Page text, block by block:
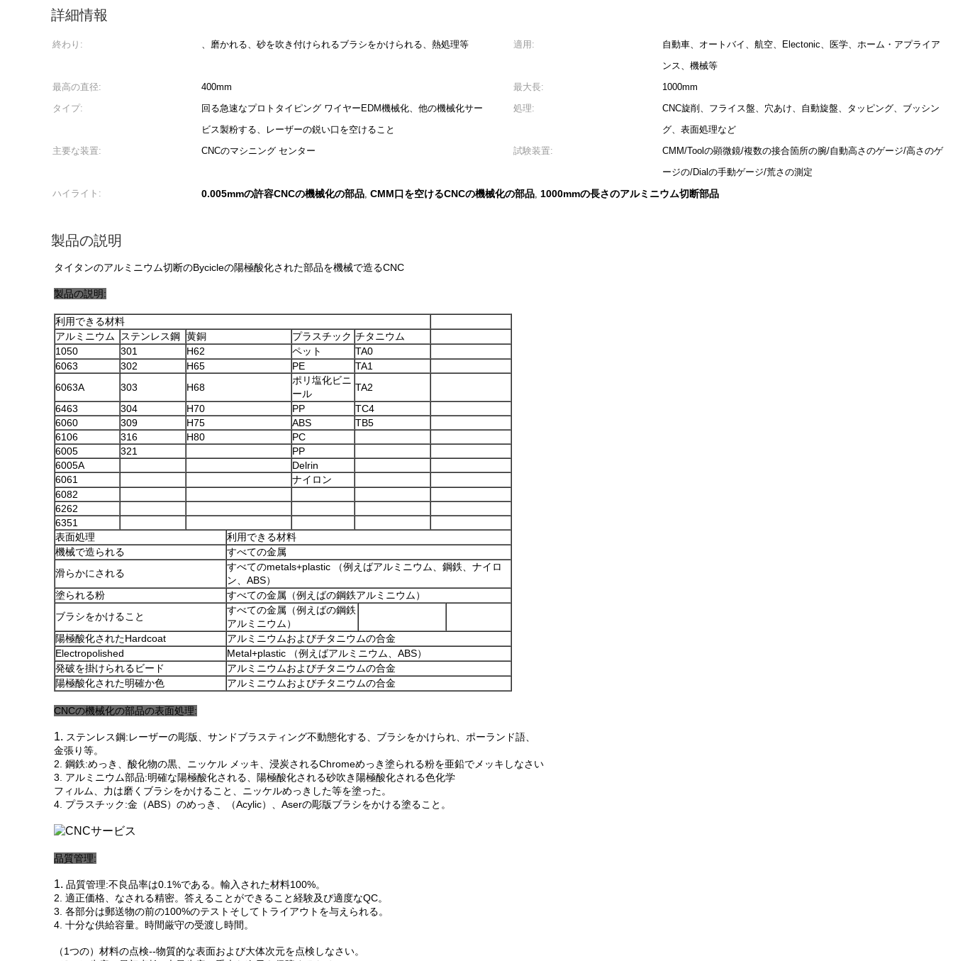
詳細情報
終わり: 、磨かれる、砂を吹き付けられるブラシをかけられる、熱処理等 適用:
自動車、オートバイ、航空、Electonic、医学、ホーム・アプライア
ンス、機械等
最高の直径:
400mm 最大長:
1000mm
タイプ:
回る急速なプロトタイピング ワイヤーEDM機械化、他の機械化サー
ビス製粉する、レーザーの鋭い口を空けること
処理:
CNC旋削、フライス盤、穴あけ、自動旋盤、タッピング、ブッシン
グ、表面処理など
主要な装置:
CNCのマシニング センター 試験装置:
CMM/Toolの顕微鏡/複数の接合箇所の腕/自動高さのゲージ/高さのゲ
ージの/Dialの手動ゲージ/荒さの測定
ハイライト:
0.005mmの許容CNCの機械化の部品, CMM口を空けるCNCの機械化の部品, 1000mmの長さのアルミニウム切断部品
製品の説明
タイタンのアルミニウム切断のBycicleの陽極酸化された部品を機械で造るCNC
製品の説明:
利用できる材料
アルミニウム
ステンレス鋼 黄銅 プラスチック チタニウム
1050
301 H62 ペット
TA0
6063
302 H65 PE
TA1
6063A
303 H68
ポリ塩化ビニ
ール
TA2
6463
304 H70 PP
TC4
6060
309 H75 ABS
TB5
6106
316 H80
PC
6005
321
PP
6005A
Delrin
6061
ナイロン
6082
6262
6351
表面処理
利用できる材料
機械で造られる
すべての金属
滑らかにされる
すべてのmetals+plastic （例えばアルミニウム、鋼鉄、ナイロ
ン、ABS）
塗られる粉
すべての金属（例えばの鋼鉄アルミニウム）
ブラシをかけること
すべての金属（例えばの鋼鉄
アルミニウム）
陽極酸化されたHardcoat
アルミニウムおよびチタニウムの合金
Electropolished
Metal+plastic （例えばアルミニウム、ABS）
発破を掛けられるビード
アルミニウムおよびチタニウムの合金
陽極酸化された明確か色
アルミニウムおよびチタニウムの合金
CNCの機械化の部品の表面処理:
1. ステンレス鋼:レーザーの彫版、サンドブラスティング不動態化する、ブラシをかけられ、ポーランド語、
金張り等。
2. 鋼鉄:めっき、酸化物の黒、ニッケル メッキ、浸炭されるChromeめっき塗られる粉を亜鉛でメッキしなさい
3. アルミニウム部品:明確な陽極酸化される、陽極酸化される砂吹き陽極酸化される色化学
フィルム、力は磨くブラシをかけること、ニッケルめっきした等を塗った。
4. プラスチック:金（ABS）のめっき、（Acylic）、Aserの彫版ブラシをかける塗ること。
品質管理:
1. 品質管理:不良品率は0.1%である。輸入された材料100%。
2. 適正価格、なされる精密。答えることができること経験及び適度なQC。
3. 各部分は郵送物の前の100%のテストそしてトライアウトを与えられる。
4. 十分な供給容量。時間厳守の受渡し時間。
（1つの）材料の点検--物質的な表面および大体次元を点検しなさい。